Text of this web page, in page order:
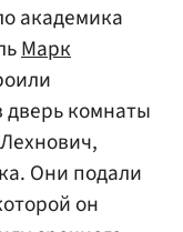
академика
Марк
комнаты
Они подали
он